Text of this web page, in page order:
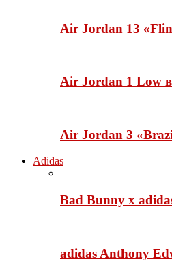
Air Jordan 13
Air Jordan 1 Low
Air Jordan 3
Adidas
Bad Bunny x
adidas Anthony